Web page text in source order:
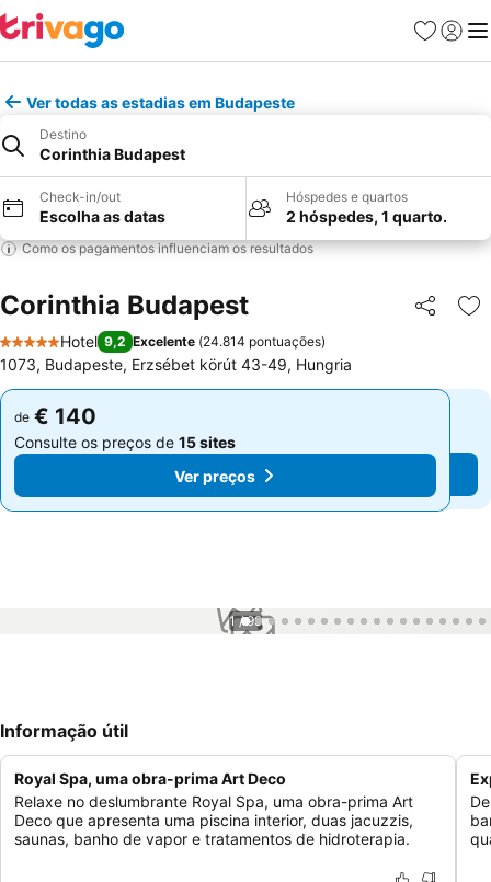
Favoritos
Iniciar
Ver todas as estadias em Budapeste
Destino
Corinthia Budapest
Check-in/out
Escolha as datas
Hóspedes e quartos
2 hóspedes, 1 quarto.
Como os pagamentos influenciam os resultados
Corinthia Budapest Partilhar
5 Estrelas
Hotel 9,2 Excelente (24.814 pontuações)
1073, Budapeste, Erzsébet körút 43-49, Hungria
de € 140
Consulte os preços de 15 sites
Ver preços
de € 140
Consulte os preços de 15 sites
Ver preços
1 / 99
Informação útil
Royal Spa, uma obra-prima Art Deco
Relaxe no deslumbrante Royal Spa, uma obra-prima Art
Deco que apresenta uma piscina interior, duas jacuzzis,
saunas, banho de vapor e tratamentos de hidroterapia.